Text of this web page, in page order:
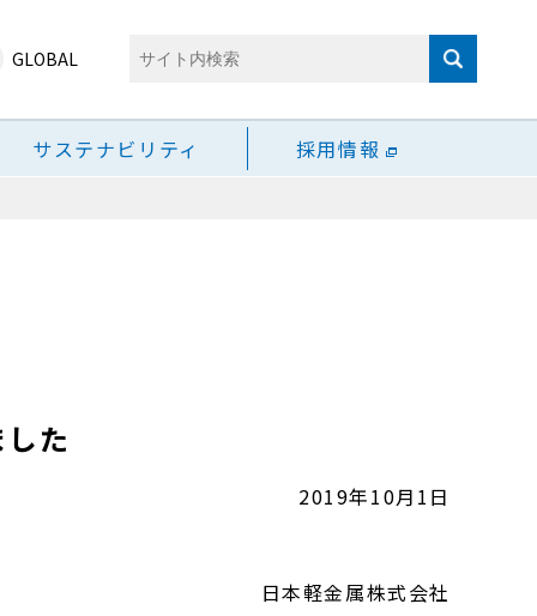
GLOBAL
サステナビリティ 採用情報
た
2019年10月1日
日本軽金属株式会社